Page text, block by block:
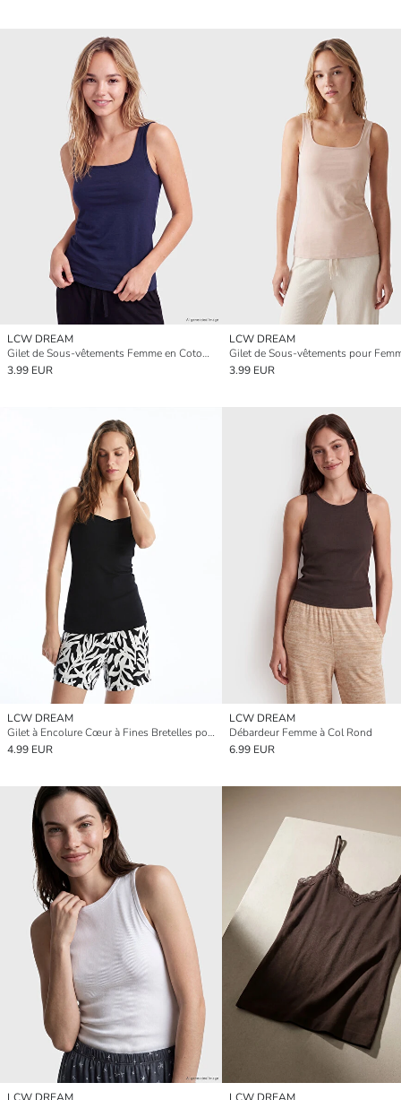
LCW DREAM
Gilet de Sous-vêtements Femme en Coton Côtelé à Encolure Carrée
3.99 EUR
LCW DREAM
3.99 EUR
LCW DREAM
Gilet à Encolure Cœur à Fines Bretelles pour Femmes à Panneaux
4.99 EUR
LCW DREAM
Débardeur Femme à Col Rond
6.99 EUR
LCW DREAM LCW DREAM